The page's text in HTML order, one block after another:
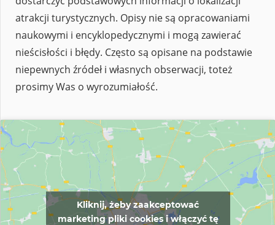
atrakcji turystycznych. Opisy nie są opracowaniami
naukowymi i encyklopedycznymi i mogą zawierać
nieścisłości i błędy. Często są opisane na podstawie
niepewnych źródeł i własnych obserwacji, toteż
prosimy Was o wyrozumiałość.
Kliknij, żeby zaakceptować
marketing pliki cookies i włączyć tę